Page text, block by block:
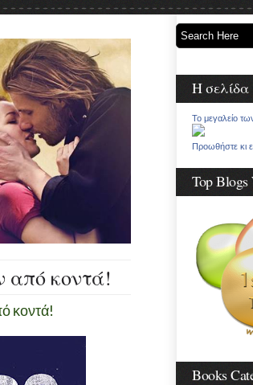
από κοντά!
κοντά!
Η σελίδα
Το μεγαλείο
Προωθήστε κι
Top
Books